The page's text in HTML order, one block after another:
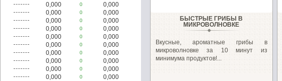
БЫСТРЫЕ ГРИБЫ В
МИКРОВОЛНОВКЕ
Вкусные, ароматные грибы в
микроволновке за 10 минут из
минимума продуктов!...
0,000 0
0,000
0,000
0
0,000
0,000
0
0,000
0,000
0
0,000
0,000
0
0,000
0,000
0
0,000
0,000
0
0,000
0,000
0
0,000
0,000
0
0,000
0,000
0
0,000